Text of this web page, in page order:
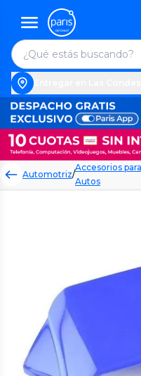
Automotriz/
Accesorios para
Autos